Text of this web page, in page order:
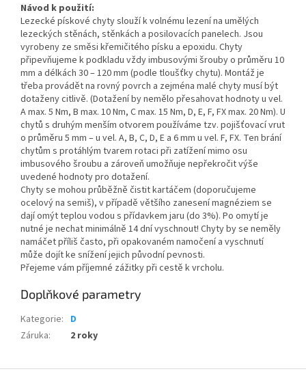
Návod k použití:
Lezecké pískové chyty slouží k volnému lezení na umělých
lezeckých stěnách, stěnkách a posilovacích panelech. Jsou
vyrobeny ze směsi křemičitého písku a epoxidu. Chyty
připevňujeme k podkladu vždy imbusovými šrouby o průměru 10
mm a délkách 30 – 120 mm (podle tloušťky chytu). Montáž je
třeba provádět na rovný povrch a zejména malé chyty musí být
dotaženy citlivě. (Dotažení by nemělo přesahovat hodnoty u vel.
A max. 5 Nm, B max. 10 Nm, C max. 15 Nm, D, E, F, FX max. 20 Nm). U
chytů s druhým menším otvorem používáme tzv. pojišťovací vrut
o průměru 5 mm – u vel. A, B, C, D, E a 6 mm u vel. F, FX. Ten brání
chytům s protáhlým tvarem rotaci při zatížení mimo osu
imbusového šroubu a zároveň umožňuje nepřekročit výše
uvedené hodnoty pro dotažení.
Chyty se mohou průběžně čistit kartáčem (doporučujeme
ocelový na semiš), v případě většího zanesení magnéziem se
dají omýt teplou vodou s přídavkem jaru (do 3%). Po omytí je
nutné je nechat minimálně 14 dní vyschnout! Chyty by se neměly
namáčet příliš často, při opakovaném namočení a vyschnutí
může dojít ke snížení jejich původní pevnosti.
Přejeme vám příjemné zážitky při cestě k vrcholu.
Doplňkové parametry
Kategorie: D
Záruka: 2 roky